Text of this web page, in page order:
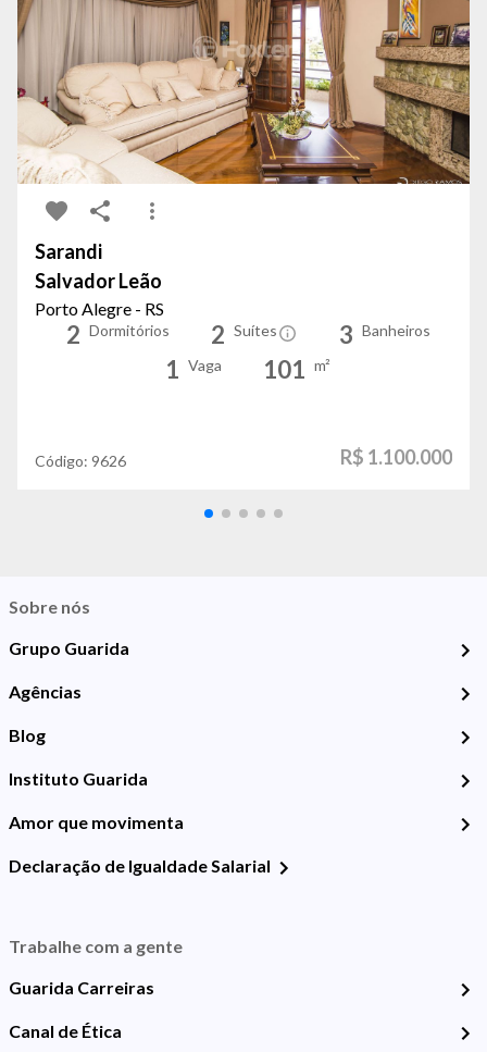
Sarandi
Salvador Leão
Porto Alegre - RS
2 Dormitórios 2 Suítes 3 Banheiros
1 Vaga 101 m²
Código: 9626 R$ 1.100.000
Sobre nós
Grupo Guarida
Agências
Blog
Instituto Guarida
Amor que movimenta
Declaração de Igualdade Salarial
Trabalhe com a gente
Guarida Carreiras
Canal de Ética